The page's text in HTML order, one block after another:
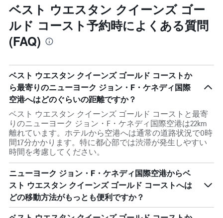
ベスト ウエスタン クイーンズ ゴー
ルド コースト予約時によくある質問
(FAQ)
ベスト ウエスタン クイーンズ ゴールド コーストか
ら最寄りのニューヨーク ジョン・F・ケネディ国際
空港へはどのぐらいの距離ですか？
ベスト ウエスタン クイーンズ ゴールド コーストと最寄
りのニューヨーク ジョン・F・ケネディ国際空港は22km
離れています。ホテルから空港へは通常の道路状況で0時
間17分かかります。特に都心部では渋滞が発生しやすい
時間を考慮してください。
ニューヨーク ジョン・F・ケネディ国際空港からベ
スト ウエスタン クイーンズ ゴールド コーストへは
どの移動方法がもっとも便利ですか？